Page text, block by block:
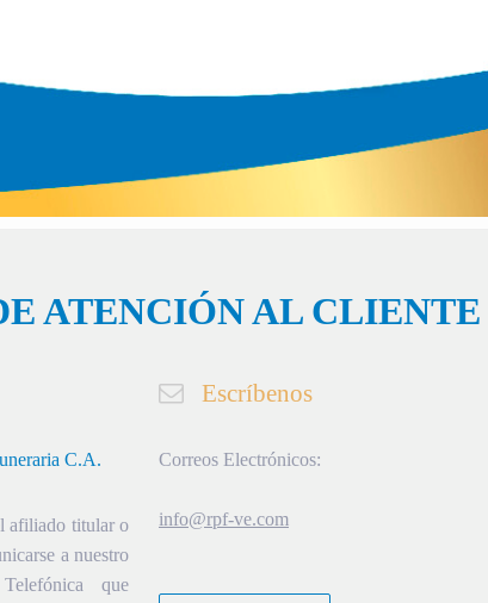
ATENCIÓN AL CLIENTE
C.A.
afiliado titular o
a nuestro
que
Escríbenos
Correos Electrónicos:
info@rpf-ve.com